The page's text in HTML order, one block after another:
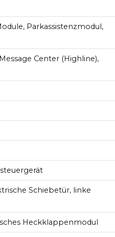
Parkassistenzmodul,
Center (Highline),
Schiebetür, linke
Heckklappenmodul